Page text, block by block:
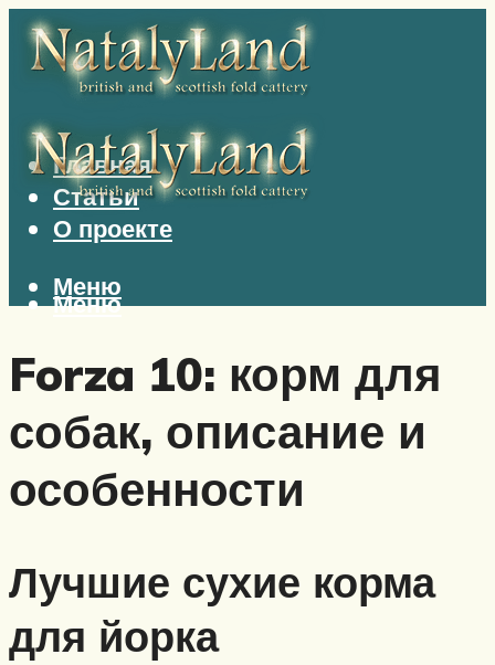
Главная
Статьи
О проекте
Меню
Меню
Forza 10: корм для
собак, описание и
особенности
Лучшие сухие корма
для йорка